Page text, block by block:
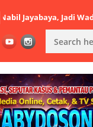
Jadi Wadah